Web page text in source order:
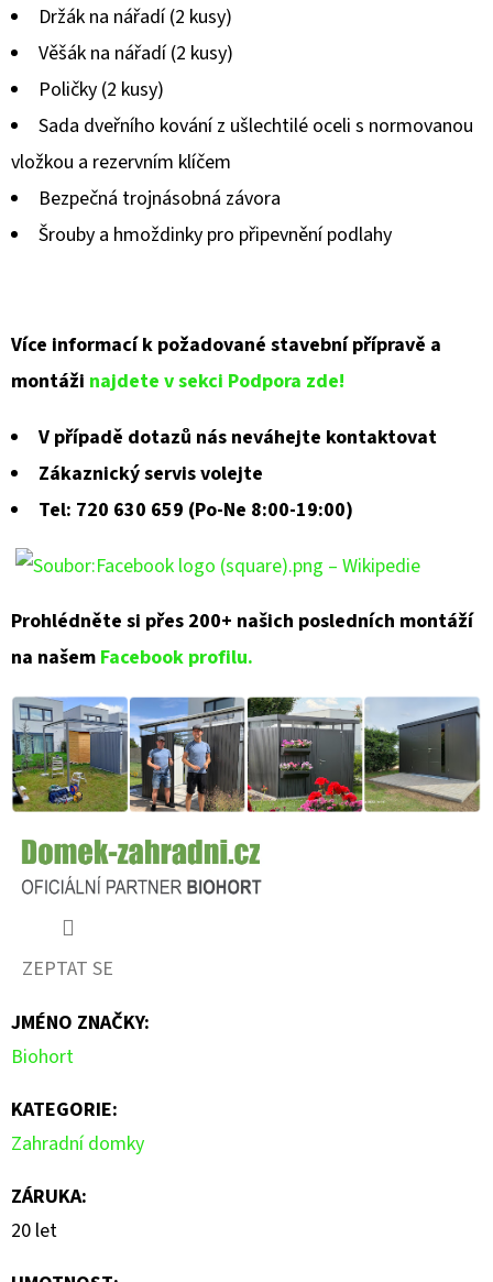
hvězdiček.
Držák na nářadí (2 kusy)
Věšák na nářadí (2 kusy)
Poličky (2 kusy)
Sada dveřního kování z ušlechtilé oceli s normovanou
vložkou a rezervním klíčem
Bezpečná trojnásobná závora
Šrouby a hmoždinky pro připevnění podlahy
Více informací k požadované stavební přípravě a
montáži najdete v sekci Podpora zde!
V případě dotazů nás neváhejte kontaktovat
Zákaznický servis volejte
Tel: 720 630 659 (Po-Ne 8:00-19:00)
Prohlédněte si přes 200+ našich posledních montáží
na našem Facebook profilu.
ZEPTAT SE
JMÉNO ZNAČKY:
Biohort
KATEGORIE:
Zahradní domky
ZÁRUKA:
20 let